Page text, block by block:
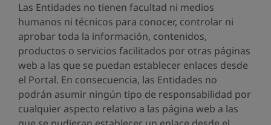
Las Entidades no tienen facultad ni medios
humanos ni técnicos para conocer, controlar ni
aprobar toda la información, contenidos,
productos o servicios facilitados por otras páginas
web a las que se puedan establecer enlaces desde
el Portal. En consecuencia, las Entidades no
podrán asumir ningún tipo de responsabilidad por
cualquier aspecto relativo a las página web a las